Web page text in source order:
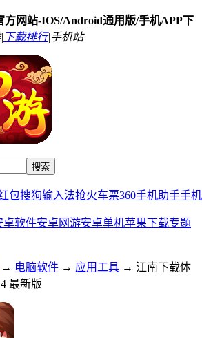
方网站-IOS/Android通用版/手机APP下
下载排行|手机站
包搜狗输入法抢火车票360手机助手手
卓软件安卓网游安卓单机苹果下载专题
→ 电脑软件 → 应用工具 → 江南下载体
最新版